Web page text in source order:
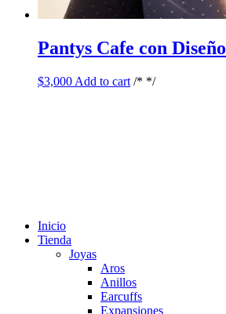
Pantys Cafe con Diseño
$3,000 Add to cart /* */
Inicio
Tienda
Joyas
Aros
Anillos
Earcuffs
Expansiones